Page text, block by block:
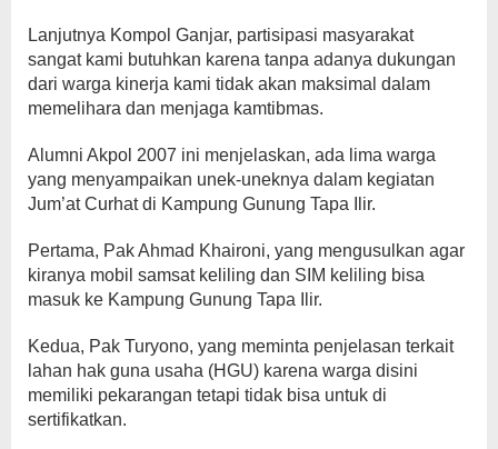
Lanjutnya Kompol Ganjar, partisipasi masyarakat
sangat kami butuhkan karena tanpa adanya dukungan
dari warga kinerja kami tidak akan maksimal dalam
memelihara dan menjaga kamtibmas.
Alumni Akpol 2007 ini menjelaskan, ada lima warga
yang menyampaikan unek-uneknya dalam kegiatan
Jum’at Curhat di Kampung Gunung Tapa Ilir.
Pertama, Pak Ahmad Khaironi, yang mengusulkan agar
kiranya mobil samsat keliling dan SIM keliling bisa
masuk ke Kampung Gunung Tapa Ilir.
Kedua, Pak Turyono, yang meminta penjelasan terkait
lahan hak guna usaha (HGU) karena warga disini
memiliki pekarangan tetapi tidak bisa untuk di
sertifikatkan.